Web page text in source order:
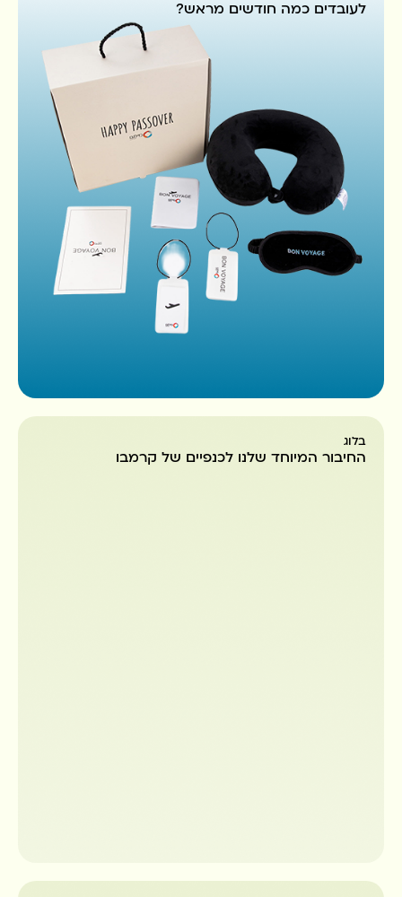
לעובדים כמה חודשים מראש?
בלוג
החיבור המיוחד שלנו לכנפיים של קרמבו